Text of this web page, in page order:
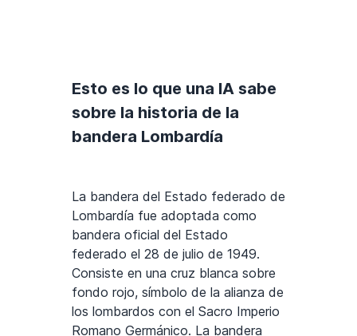
Esto es lo que una IA sabe
sobre la historia de la
bandera Lombardía
La bandera del Estado federado de
Lombardía fue adoptada como
bandera oficial del Estado
federado el 28 de julio de 1949.
Consiste en una cruz blanca sobre
fondo rojo, símbolo de la alianza de
los lombardos con el Sacro Imperio
Romano Germánico. La bandera